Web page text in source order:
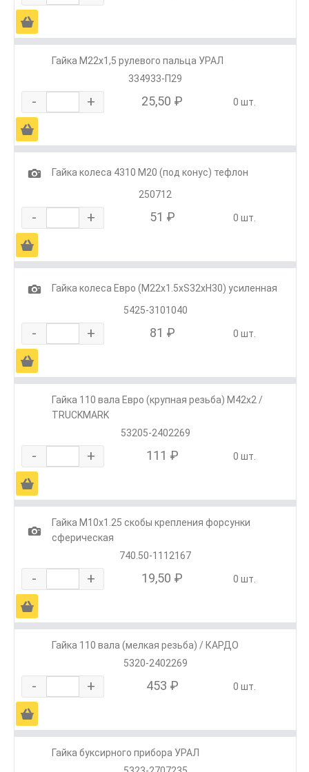
Ä
Гайка М22х1,5 рулевого пальца УРАЛ
334933-П29
- + 25,50 ₽ 0 шт.
Ä
1
Гайка колеса 4310 М20 (под конус) тефлон
250712
- + 51 ₽ 0 шт.
Ä
1
Гайка колеса Евро (М22х1.5хS32хH30) усиленная
5425-3101040
- + 81 ₽ 0 шт.
Ä
Гайка 110 вала Евро (крупная резьба) М42х2 /
TRUCKMARK
53205-2402269
- + 111 ₽ 0 шт.
Ä
1
Гайка М10х1.25 скобы крепления форсунки
сферическая
740.50-1112167
- + 19,50 ₽ 0 шт.
Ä
Гайка 110 вала (мелкая резьба) / КАРДО
5320-2402269
- + 453 ₽ 0 шт.
Ä
Гайка буксирного прибора УРАЛ